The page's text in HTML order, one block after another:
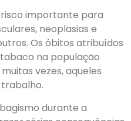
importante para
neoplasias e
Os óbitos atribuídos
na população
vezes, aqueles
durante a